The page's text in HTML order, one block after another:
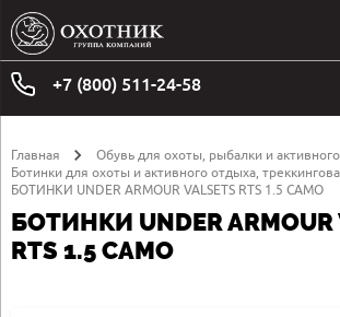
+7 (800) 511-24-58
Главная
Обувь для охоты, рыбалки и
Ботинки для охоты и активного отдыха,
БОТИНКИ UNDER ARMOUR VALSETS RTS 1.5 CAMO
БОТИНКИ UNDER ARMOUR
RTS 1.5 CAMO